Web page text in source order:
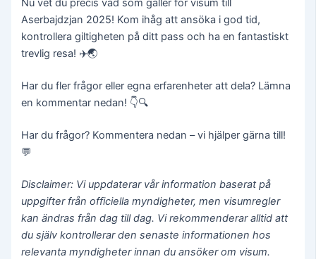
Nu vet du precis vad som gäller för visum till
Aserbajdzjan 2025! Kom ihåg att ansöka i god tid,
kontrollera giltigheten på ditt pass och ha en fantastiskt
trevlig resa! ✈️🌏
Har du fler frågor eller egna erfarenheter att dela? Lämna
en kommentar nedan! 👇🔍
Har du frågor? Kommentera nedan – vi hjälper gärna till!
💬
Disclaimer: Vi uppdaterar vår information baserat på
uppgifter från officiella myndigheter, men visumregler
kan ändras från dag till dag. Vi rekommenderar alltid att
du själv kontrollerar den senaste informationen hos
relevanta myndigheter innan du ansöker om visum.